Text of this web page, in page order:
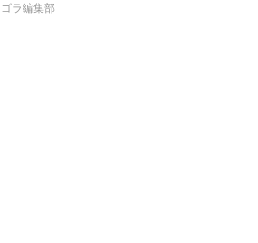
ラ編集部